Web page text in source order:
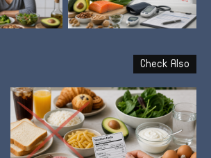
Check Also